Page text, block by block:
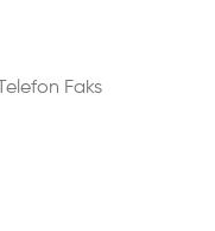
Telefon Faks